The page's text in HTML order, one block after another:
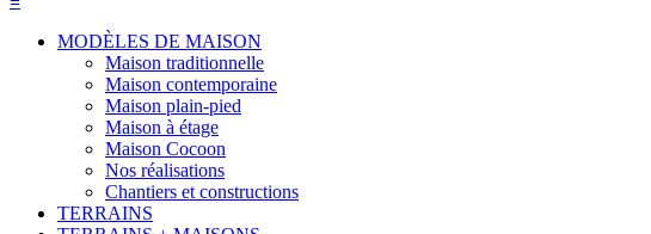
MODÈLES DE MAISON
Maison traditionnelle
Maison contemporaine
Maison plain-pied
Maison à étage
Maison Cocoon
Nos réalisations
Chantiers et constructions
TERRAINS